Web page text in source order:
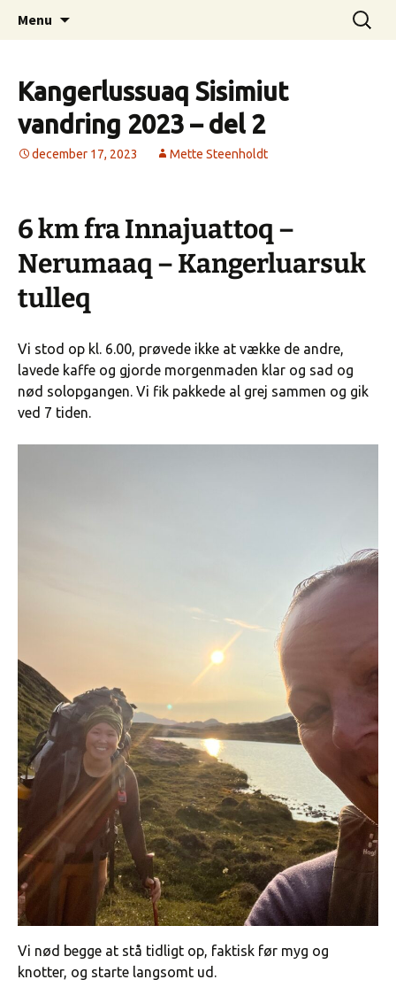
MetteSteenholdt.com
Higher, Better, Faster, Stronger…
Menu
Søg
efter:
Kangerlussuaq Sisimiut
vandring 2023 – del 2
december 17, 2023 Mette Steenholdt
6 km fra Innajuattoq –
Nerumaaq – Kangerluarsuk
tulleq
Vi stod op kl. 6.00, prøvede ikke at vække de andre,
lavede kaffe og gjorde morgenmaden klar og sad og
nød solopgangen. Vi fik pakkede al grej sammen og gik
ved 7 tiden.
Vi nød begge at stå tidligt op, faktisk før myg og
knotter, og starte langsomt ud.